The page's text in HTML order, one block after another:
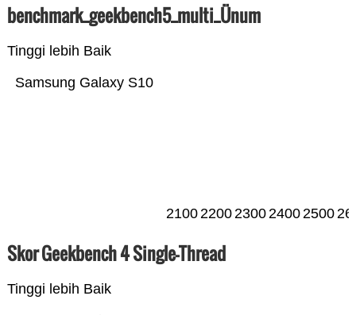
benchmark_geekbench5_multi_Ünum
Tinggi lebih Baik
Samsung Galaxy S10
21002200230024002500
Skor Geekbench 4 Single-Thread
Tinggi lebih Baik